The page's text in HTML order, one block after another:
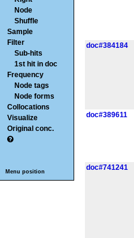
Node
Shuffle
Sample
Filter
Sub-hits
1st hit in doc
Frequency
Node tags
Node forms
Collocations
Visualize
Original conc.
Menu position
doc#384184
doc#389611
doc#741241